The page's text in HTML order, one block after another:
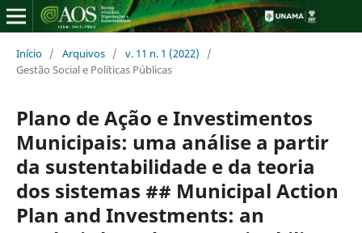
Início / Arquivos / v. 11 n. 1 (2022)
/
Gestão Social e Políticas Públicas
Plano de Ação e Investimentos
Municipais: uma análise a partir
da sustentabilidade e da teoria
dos sistemas ## Municipal Action
Plan and Investments: an